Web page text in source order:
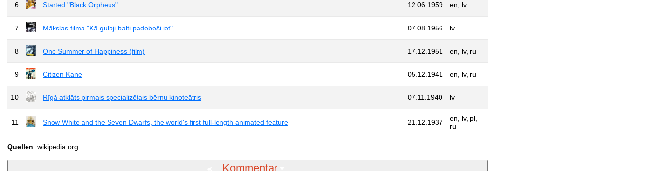
6 Started "Black Orpheus" 12.06.1959 en, lv
7 Mākslas filma "Kā gulbji balti padebeši iet" 07.08.1956 lv
8 One Summer of Happiness (film) 17.12.1951 en, lv, ru
9 Citizen Kane 05.12.1941 en, lv, ru
10 Rīgā atklāts pirmais specializētais bērnu kinoteātris 07.11.1940 lv
11 Snow White and the Seven Dwarfs, the world's first full-length animated feature 21.12.1937
en, lv, pl,
ru
Quellen: wikipedia.org
Kommentar